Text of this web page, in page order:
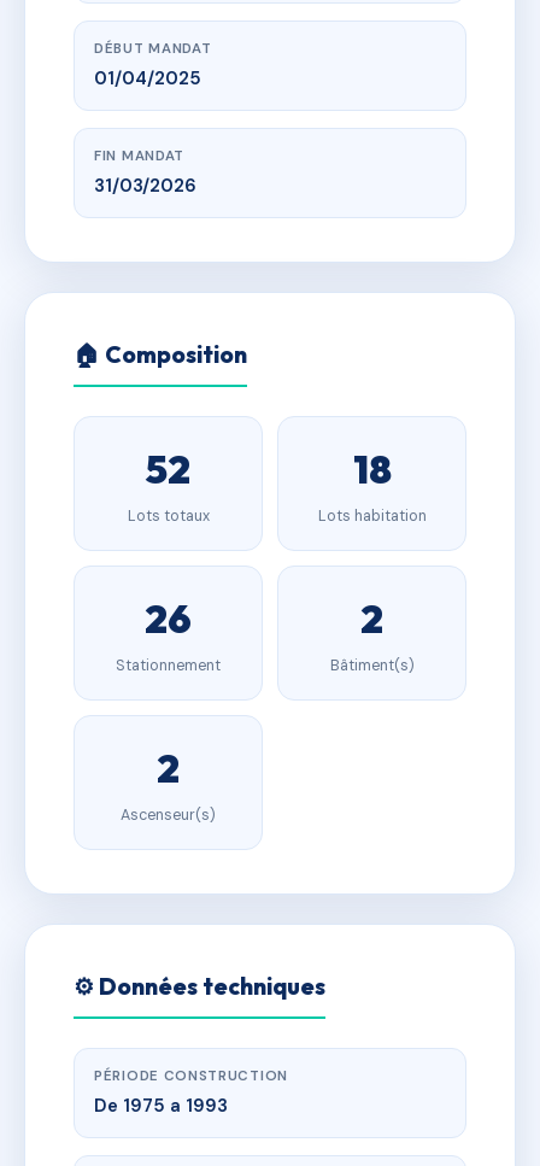
DÉBUT MANDAT
01/04/2025
FIN MANDAT
31/03/2026
🏠 Composition
52
Lots totaux
18
Lots habitation
26
Stationnement
2
Bâtiment(s)
2
Ascenseur(s)
⚙️ Données techniques
PÉRIODE CONSTRUCTION
De 1975 a 1993